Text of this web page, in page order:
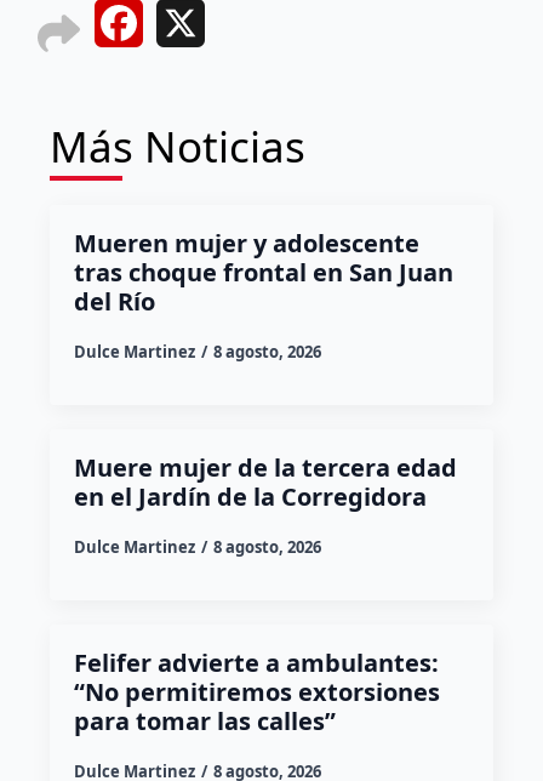
Facebook
Más Noticias
Mueren mujer y adolescente
tras choque frontal en San Juan
del Río
Dulce Martinez 8 agosto, 2026
Muere mujer de la tercera edad
en el Jardín de la Corregidora
Dulce Martinez 8 agosto, 2026
Felifer advierte a ambulantes:
“No permitiremos extorsiones
para tomar las calles”
Dulce Martinez 8 agosto, 2026